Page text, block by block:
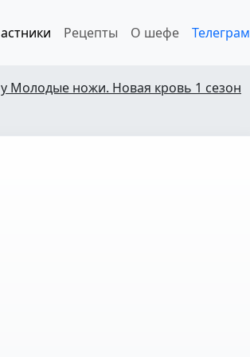
Рецепты О шефе Телеграм
Молодые ножи. Новая кровь 1 сезон